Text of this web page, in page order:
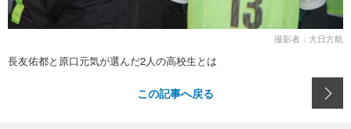
撮影者：大日方航
長友佑都と原口元気が選んだ2人の高校生とは
この記事へ戻る